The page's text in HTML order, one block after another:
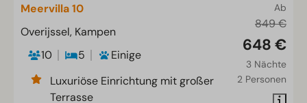
Ab
849 €
648 €
3 Nächte
2 Personen
Meervilla 10
Overijssel, Kampen
10
5
Einige
Luxuriöse Einrichtung mit großer
Terrasse